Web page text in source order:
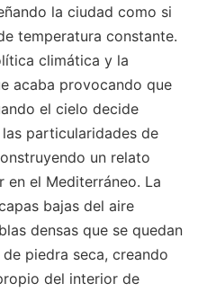
la ciudad como si
temperatura constante.
climática y la
acaba provocando que
el cielo decide
particularidades de
un relato
el Mediterráneo. La
bajas del aire
densas que se quedan
piedra seca, creando
del interior de